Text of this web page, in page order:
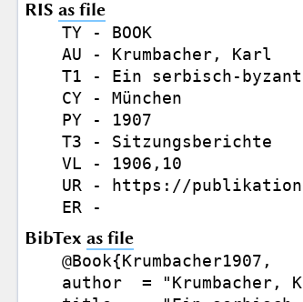
RIS as file
TY - BOOK
AU - Krumbacher, Karl
T1 - Ein serbisch-
CY - München
PY - 1907
T3 - Sitzungsberichte
VL - 1906,10
UR - https://
BibTex as file
@Book{Krumbacher1907,
author  = "Krumbacher,